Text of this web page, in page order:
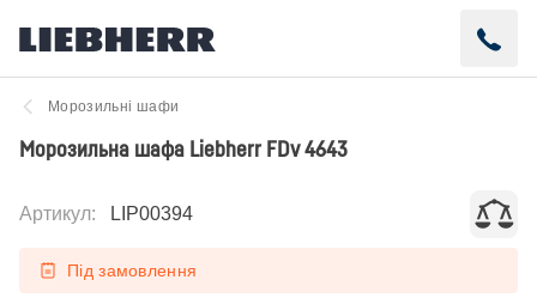
Морозильні шафи
Морозильна шафа Liebherr FDv 4643
Артикул: LIP00394
Під замовлення